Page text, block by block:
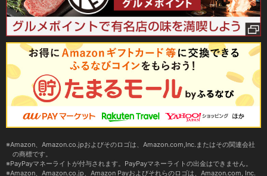
Amazon、Amazon.co.jpおよびそのロゴは、Amazon.com,Inc.またはその関連会社
の商標です。
PayPayマネーライトが付与されます。PayPayマネーライトの出金はできません。
Amazon、Amazon.co.jp、Amazon Payおよびそれらのロゴは、Amazon.com, Inc.